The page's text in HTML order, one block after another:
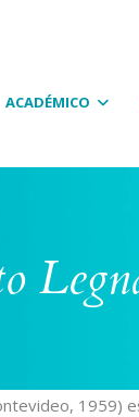
ACADÉMICO
1959)